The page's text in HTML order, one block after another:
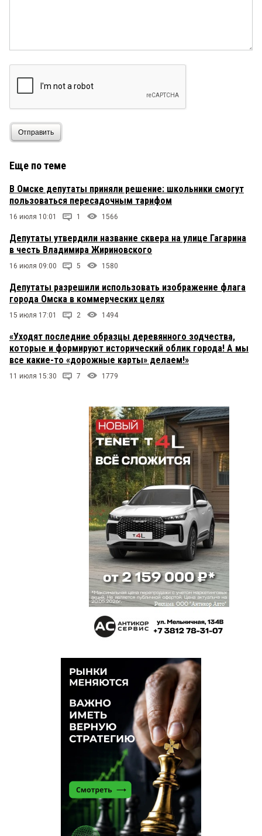
Отправить
Еще по теме
В Омске депутаты приняли решение: школьники смогут
пользоваться пересадочным тарифом
16 июля 10:01 1 1566
Депутаты утвердили название сквера на улице Гагарина
в честь Владимира Жириновского
16 июля 09:00 5 1580
Депутаты разрешили использовать изображение флага
города Омска в коммерческих целях
15 июля 17:01 2 1494
«Уходят последние образцы деревянного зодчества,
которые и формируют исторический облик города! А мы
все какие-то «дорожные карты» делаем!»
11 июля 15:30 7 1779